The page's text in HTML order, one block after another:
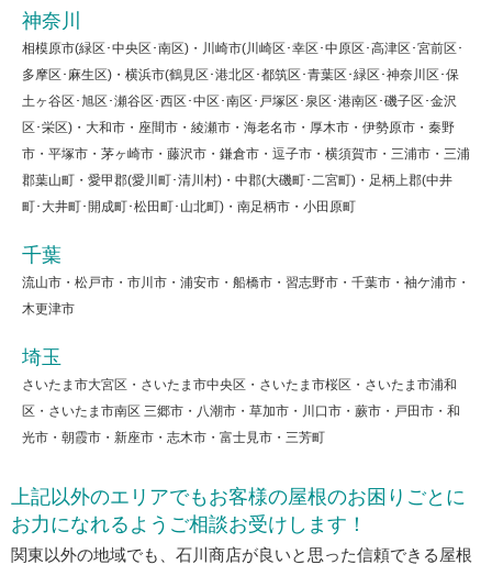
神奈川
相模原市(緑区･中央区･南区)・川崎市(川崎区･幸区･中原区･高津区･宮前区･
多摩区･麻生区)・横浜市(鶴見区･港北区･都筑区･青葉区･緑区･神奈川区･保
土ヶ谷区･旭区･瀬谷区･西区･中区･南区･戸塚区･泉区･港南区･磯子区･金沢
区･栄区)・大和市・座間市・綾瀬市・海老名市・厚木市・伊勢原市・秦野
市・平塚市・茅ヶ崎市・藤沢市・鎌倉市・逗子市・横須賀市・三浦市・三浦
郡葉山町・愛甲郡(愛川町･清川村)・中郡(大磯町･二宮町)・足柄上郡(中井
町･大井町･開成町･松田町･山北町)・南足柄市・小田原町
千葉
流山市・松戸市・市川市・浦安市・船橋市・習志野市・千葉市・袖ケ浦市・
木更津市
埼玉
さいたま市大宮区・さいたま市中央区・さいたま市桜区・さいたま市浦和
区・さいたま市南区 三郷市・八潮市・草加市・川口市・蕨市・戸田市・和
光市・朝霞市・新座市・志木市・富士見市・三芳町
上記以外のエリアでもお客様の屋根のお困りごとに
お力になれるようご相談お受けします！
関東以外の地域でも、石川商店が良いと思った信頼できる屋根